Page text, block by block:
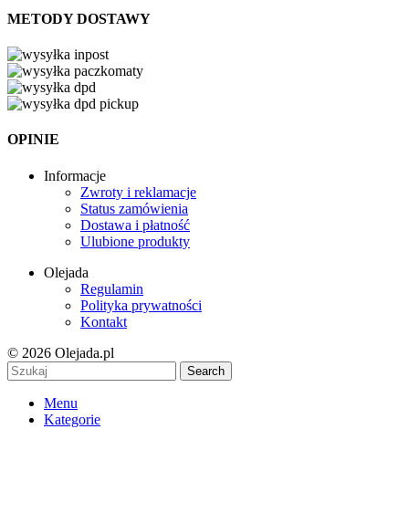
METODY DOSTAWY
OPINIE
Informacje
Zwroty i reklamacje
Status zamówienia
Dostawa i płatność
Ulubione produkty
Olejada
Regulamin
Polityka prywatności
Kontakt
© 2026 Olejada.pl
Search
Menu
Kategorie